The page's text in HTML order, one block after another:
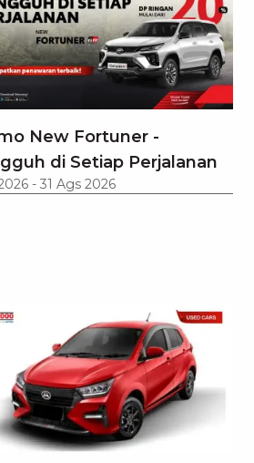
New Fortuner -
di Setiap Perjalanan
- 31 Ags 2026